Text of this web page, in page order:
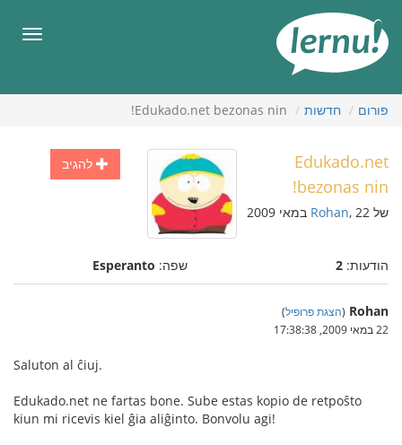
העניינים
פורום חדשות Edukado.net bezonas nin!
להגיב
Edukado.net
bezonas nin!
של Rohan, 22 במאי 2009
הודעות: 2 שפה: Esperanto
Rohan
(הצגת פרופיל)
22 במאי 2009, 17:38:38
Saluton al ĉiuj.
Edukado.net ne fartas bone. Sube estas kopio de retpoŝto
kiun mi ricevis kiel ĝia aliĝinto. Bonvolu agi!